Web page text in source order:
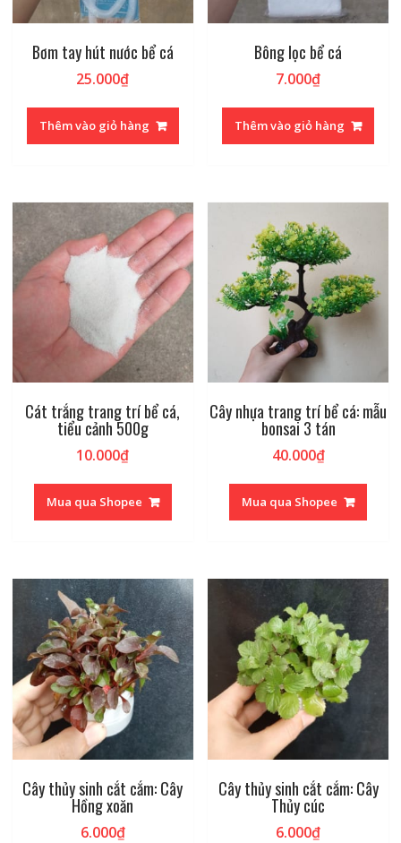
Bơm tay hút nước bể cá
25.000₫
Thêm vào giỏ hàng
Bông lọc bể cá
7.000₫
Thêm vào giỏ hàng
Cát trắng trang trí bể cá,
tiểu cảnh 500g
10.000₫
Mua qua Shopee
Cây nhựa trang trí bể cá: mẫu
bonsai 3 tán
40.000₫
Mua qua Shopee
Cây thủy sinh cắt cắm: Cây
Hồng xoăn
6.000₫
Cây thủy sinh cắt cắm: Cây
Thủy cúc
6.000₫